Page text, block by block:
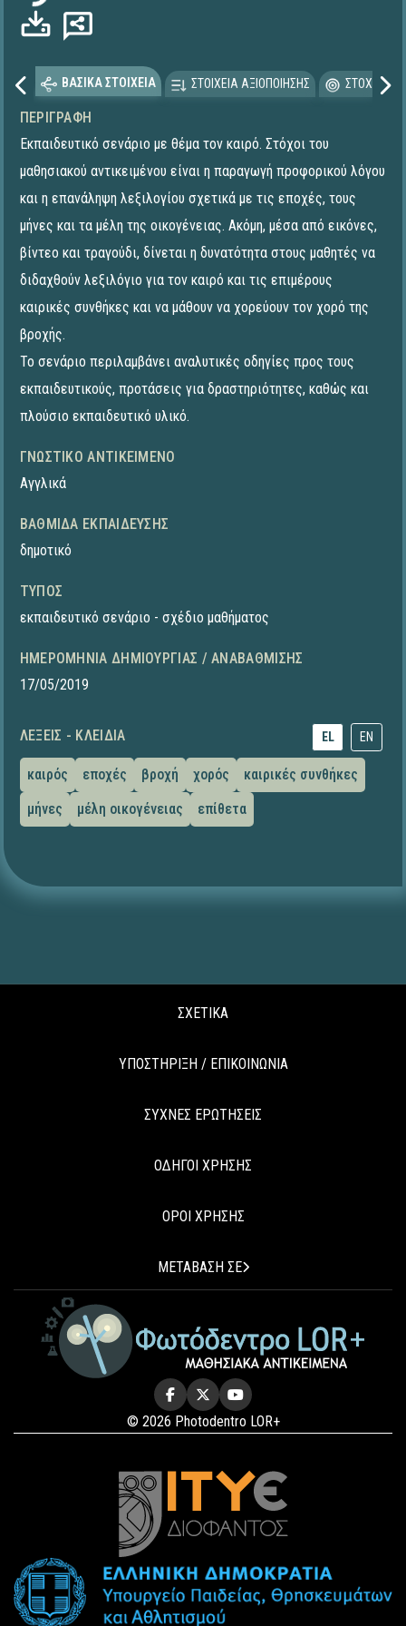
ΒΑΣΙΚΑ ΣΤΟΙΧΕΙΑ ΣΤΟΙΧΕΙΑ ΑΞΙΟΠΟΙΗΣΗΣ
ΠΕΡΙΓΡΑΦΉ
Εκπαιδευτικό σενάριο με θέμα τον καιρό. Στόχοι του
μαθησιακού αντικειμένου είναι η παραγωγή προφορικού λόγου
και η επανάληψη λεξιλογίου σχετικά με τις εποχές, τους
μήνες και τα μέλη της οικογένειας. Ακόμη, μέσα από εικόνες,
βίντεο και τραγούδι, δίνεται η δυνατότητα στους μαθητές να
διδαχθούν λεξιλόγιο για τον καιρό και τις επιμέρους
καιρικές συνθήκες και να μάθουν να χορεύουν τον χορό της
βροχής.
Το σενάριο περιλαμβάνει αναλυτικές οδηγίες προς τους
εκπαιδευτικούς, προτάσεις για δραστηριότητες, καθώς και
πλούσιο εκπαιδευτικό υλικό.
ΓΝΩΣΤΙΚΌ ΑΝΤΙΚΕΊΜΕΝΟ
Αγγλικά
ΒΑΘΜΊΔΑ ΕΚΠΑΊΔΕΥΣΗΣ
δημοτικό
ΤΎΠΟΣ
εκπαιδευτικό σενάριο - σχέδιο μαθήματος
ΗΜΕΡΟΜΗΝΊΑ ΔΗΜΙΟΥΡΓΊΑΣ / ΑΝΑΒΆΘΜΙΣΗΣ
17/05/2019
ΛΈΞΕΙΣ - ΚΛΕΙΔΙΆ EL EN
καιρός εποχές βροχή χορός
καιρικές συνθήκες
μήνες
μέλη οικογένειας επίθετα
ΣΧΕΤΙΚΑ
ΥΠΟΣΤΗΡΙΞΗ / ΕΠΙΚΟΙΝΩΝΙΑ
ΣΥΧΝΕΣ ΕΡΩΤΗΣΕΙΣ
ΟΔΗΓΟΙ ΧΡΗΣΗΣ
ΟΡΟΙ ΧΡΗΣΗΣ
ΜΕΤΑΒΑΣΗ ΣΕ
© 2026 Photodentro LOR+